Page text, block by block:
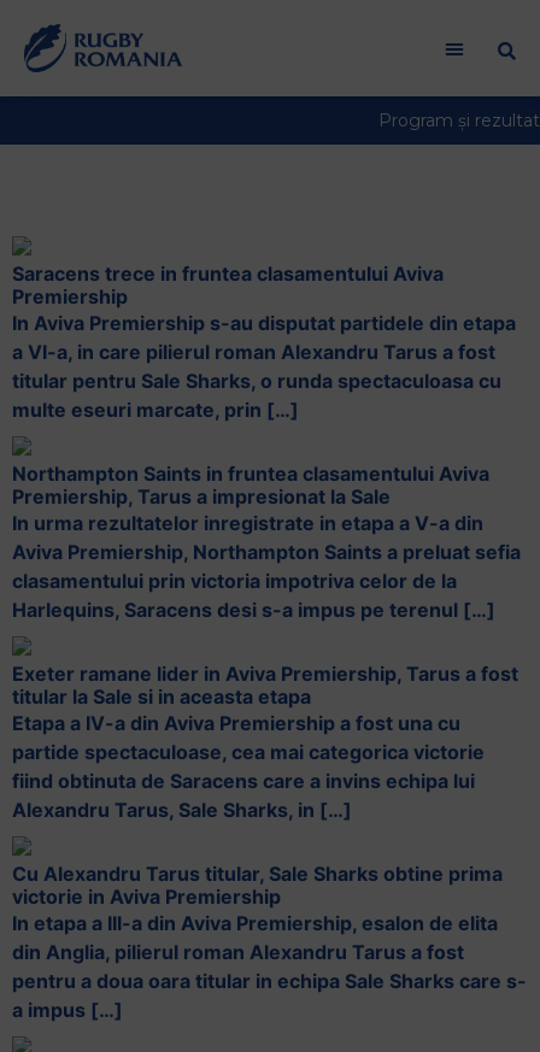
Saracens trece in fruntea clasamentului Aviva
Premiership
In Aviva Premiership s-au disputat partidele din etapa
a VI-a, in care pilierul roman Alexandru Tarus a fost
titular pentru Sale Sharks, o runda spectaculoasa cu
multe eseuri marcate, prin […]
Northampton Saints in fruntea clasamentului Aviva
Premiership, Tarus a impresionat la Sale
In urma rezultatelor inregistrate in etapa a V-a din
Aviva Premiership, Northampton Saints a preluat sefia
clasamentului prin victoria impotriva celor de la
Harlequins, Saracens desi s-a impus pe terenul […]
Exeter ramane lider in Aviva Premiership, Tarus a fost
titular la Sale si in aceasta etapa
Etapa a IV-a din Aviva Premiership a fost una cu
partide spectaculoase, cea mai categorica victorie
fiind obtinuta de Saracens care a invins echipa lui
Alexandru Tarus, Sale Sharks, in […]
Cu Alexandru Tarus titular, Sale Sharks obtine prima
victorie in Aviva Premiership
In etapa a III-a din Aviva Premiership, esalon de elita
din Anglia, pilierul roman Alexandru Tarus a fost
pentru a doua oara titular in echipa Sale Sharks care s-
a impus […]